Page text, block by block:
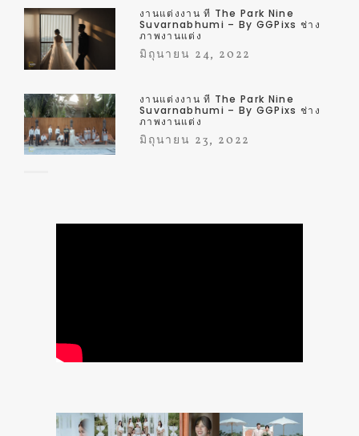
งานแต่งงาน ที่ The Park Nine
Suvarnabhumi – By GGPixs ช่าง
ภาพงานแต่ง
มิถุนายน 24, 2022
งานแต่งงาน ที่ The Park Nine
Suvarnabhumi – By GGPixs ช่าง
ภาพงานแต่ง
มิถุนายน 23, 2022